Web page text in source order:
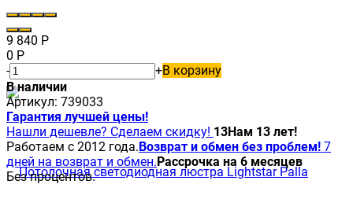
9 840 Р
0 Р
-
+В корзину
В наличии
Артикул: 739033
Гарантия лучшей цены!
Нашли дешевле? Сделаем скидку! 13Нам 13 лет!
Работаем с 2012 года.Возврат и обмен без проблем! 7
дней на возврат и обмен.Рассрочка на 6 месяцев
Без процентов.